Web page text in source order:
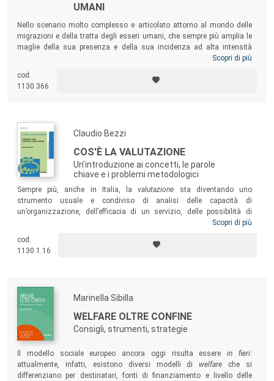
UMANI
Nello scenario molto complesso e articolato attorno al mondo delle
migrazioni e della tratta degli esseri umani, che sempre più amplia le
maglie della sua presenza e della sua incidenza ad alta intensità
criminale nel nostro Paese, questo volume analizza i nuovi scenari del
migrante, soprattutto lo sfruttamento lavorativo nelle sue diverse
espressioni (dal caporalato in agricoltura, all’accattonaggio, alle
Scopri di più
cod.
1130.366
Claudio Bezzi
COS'È LA VALUTAZIONE
Un'introduzione ai concetti, le parole
chiave e i problemi metodologici
Sempre più, anche in Italia, lavalutazione sta diventando uno
strumento usuale e condiviso di analisi delle capacità di
un’organizzazione, dell’efficacia di un servizio, delle possibilità di
successo di politiche, programmi e progetti di rilevanza sociale. E
professionisti e dirigenti pubblici si trovano ad affrontare processi
valutativi, a chiedere e a offrire valutazione, spesso senza una
Scopri di più
cod.
1130.1.16
Marinella Sibilla
WELFARE OLTRE CONFINE
Consigli, strumenti, strategie
Il modello sociale europeo ancora oggi risulta esserein fieri:
attualmente, infatti, esistono diversi modelli diwelfare che si
differenziano per destinatari, fonti di finanziamento e livello delle